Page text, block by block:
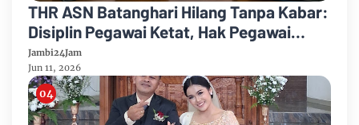
THR ASN Batanghari Hilang Tanpa Kabar:
Disiplin Pegawai Ketat, Hak Pegawai
Justru Tersendat
Jambi24Jam
Jun 11, 2026